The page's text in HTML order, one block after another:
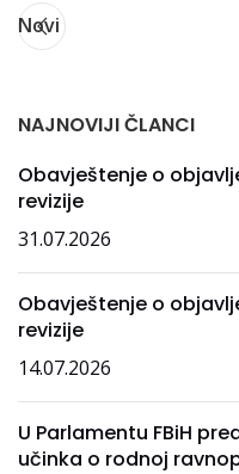
Novi
NAJNOVIJI ČLANCI
Obavještenje o
revizije
31.07.2026
Obavještenje o
revizije
14.07.2026
U Parlamentu FBiH
učinka o rodnoj